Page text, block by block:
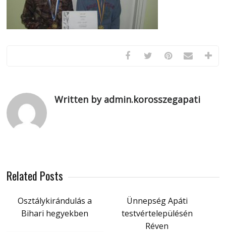
Written by admin.korosszegapati
Related Posts
Osztálykirándulás a
Bihari hegyekben
Ünnepség Apáti
testvértelepülésén
Réven